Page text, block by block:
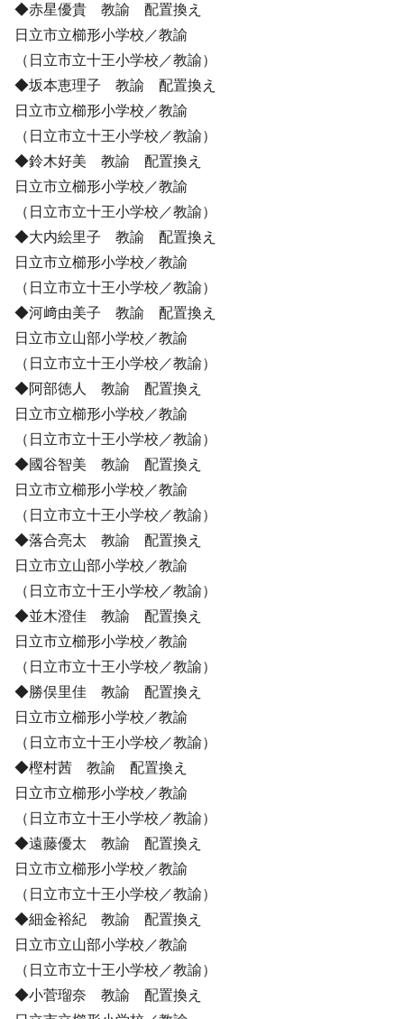
◆赤星優貴 教諭 配置換え
日立市立櫛形小学校／教諭
（日立市立十王小学校／教諭）
◆坂本恵理子 教諭 配置換え
日立市立櫛形小学校／教諭
（日立市立十王小学校／教諭）
◆鈴木好美 教諭 配置換え
日立市立櫛形小学校／教諭
（日立市立十王小学校／教諭）
◆大内絵里子 教諭 配置換え
日立市立櫛形小学校／教諭
（日立市立十王小学校／教諭）
◆河﨑由美子 教諭 配置換え
日立市立山部小学校／教諭
（日立市立十王小学校／教諭）
◆阿部徳人 教諭 配置換え
日立市立櫛形小学校／教諭
（日立市立十王小学校／教諭）
◆國谷智美 教諭 配置換え
日立市立櫛形小学校／教諭
（日立市立十王小学校／教諭）
◆落合亮太 教諭 配置換え
日立市立山部小学校／教諭
（日立市立十王小学校／教諭）
◆並木澄佳 教諭 配置換え
日立市立櫛形小学校／教諭
（日立市立十王小学校／教諭）
◆勝俣里佳 教諭 配置換え
日立市立櫛形小学校／教諭
（日立市立十王小学校／教諭）
◆樫村茜 教諭 配置換え
日立市立櫛形小学校／教諭
（日立市立十王小学校／教諭）
◆遠藤優太 教諭 配置換え
日立市立櫛形小学校／教諭
（日立市立十王小学校／教諭）
◆細金裕紀 教諭 配置換え
日立市立山部小学校／教諭
（日立市立十王小学校／教諭）
◆小菅瑠奈 教諭 配置換え